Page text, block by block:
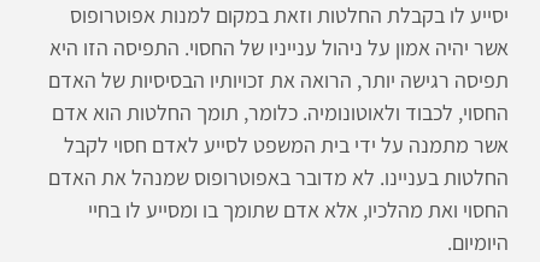
יסייע לו בקבלת החלטות וזאת במקום למנות אפוטרופוס
אשר יהיה אמון על ניהול ענייניו של החסוי. התפיסה הזו היא
תפיסה רגישה יותר, הרואה את זכויותיו הבסיסיות של האדם
החסוי, לכבוד ולאוטונומיה. כלומר, תומך החלטות הוא אדם
אשר מתמנה על ידי בית המשפט לסייע לאדם חסוי לקבל
החלטות בעניינו. לא מדובר באפוטרופוס שמנהל את האדם
החסוי ואת מהלכיו, אלא אדם שתומך בו ומסייע לו בחיי
היומיום.